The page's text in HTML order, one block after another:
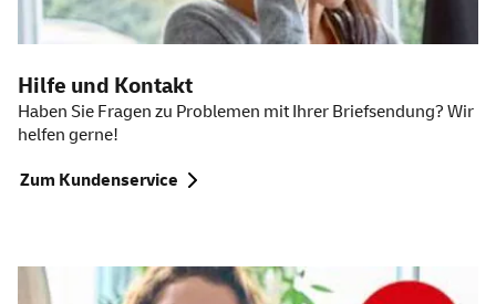
Hilfe und Kontakt
Haben Sie Fragen zu Problemen mit Ihrer Briefsendung? Wir
helfen gerne!
Zum Kundenservice